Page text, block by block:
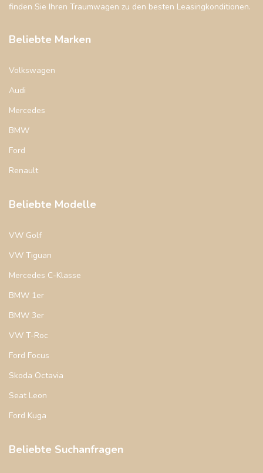
finden Sie Ihren Traumwagen zu den besten Leasingkonditionen.
Beliebte Marken
Volkswagen
Audi
Mercedes
BMW
Ford
Renault
Beliebte Modelle
VW Golf
VW Tiguan
Mercedes C-Klasse
BMW 1er
BMW 3er
VW T-Roc
Ford Focus
Skoda Octavia
Seat Leon
Ford Kuga
Beliebte Suchanfragen